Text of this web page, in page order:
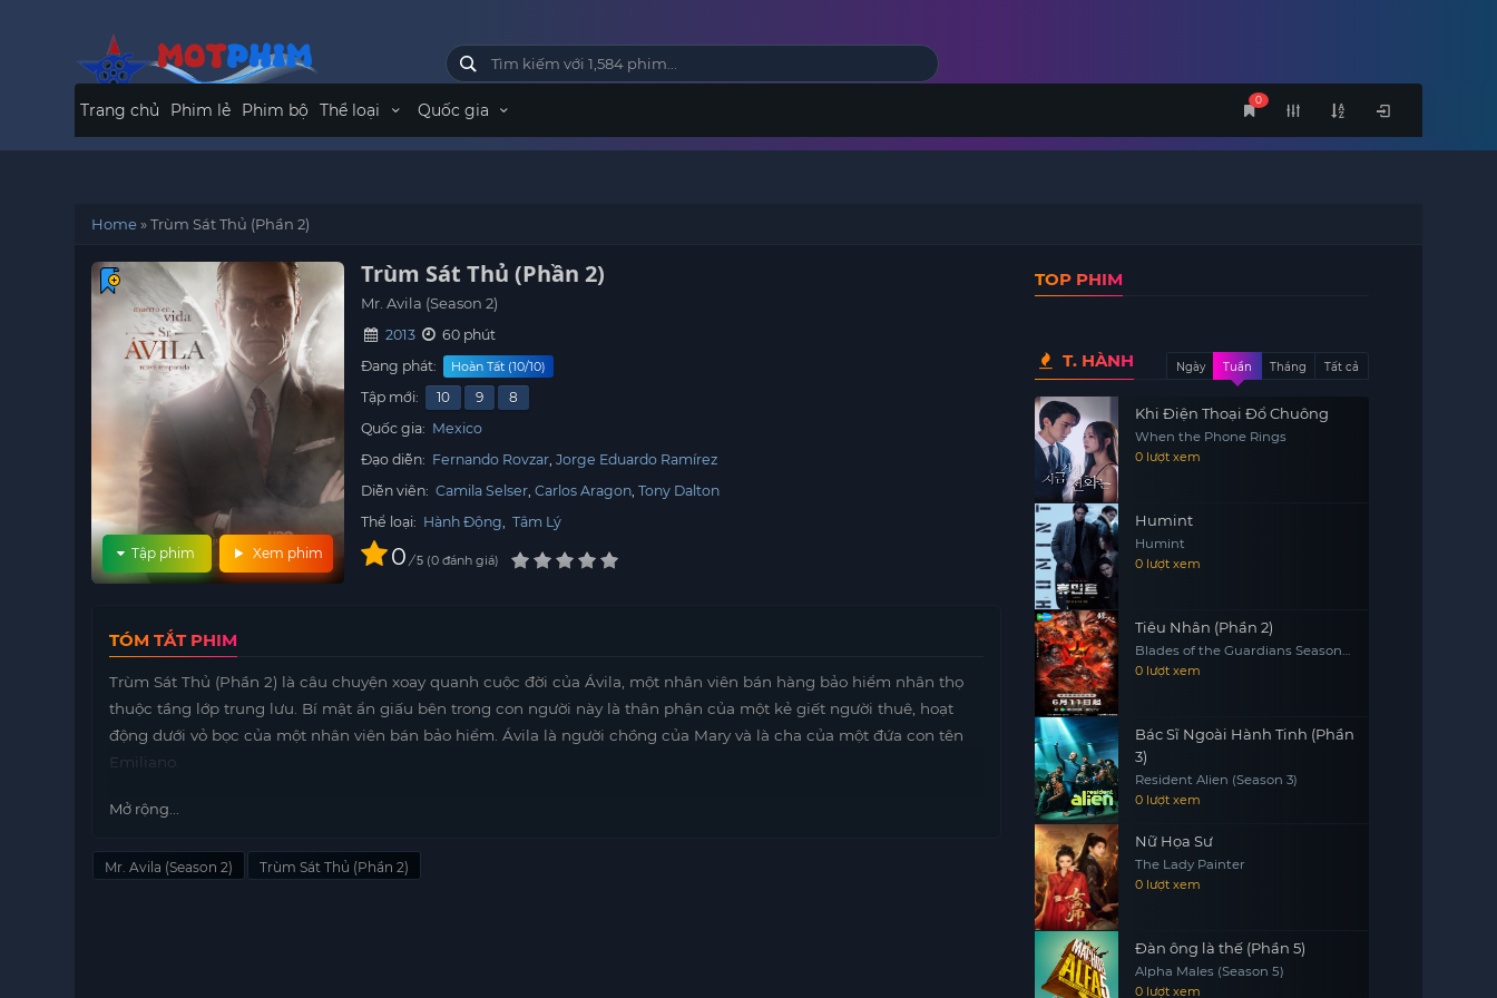
0
Trang chủ Phim lẻ Phim bộ Thể loại Quốc gia
Home»Trùm Sát Thủ (Phần 2)
Xem phim
Tập phim
Trùm Sát Thủ (Phần 2)
Mr. Avila (Season 2)
2013
60 phút
Đang phát:
Hoàn Tất (10/10)
Tập mới: 10 9
8
Quốc gia: Mexico
Đạo diễn: Fernando Rovzar Jorge Eduardo Ramírez
Diễn viên: Camila Selser Carlos Aragon Tony Dalton
Thể loại: Hành Động, Tâm Lý
0 / 5 0 đánh giá
TÓM TẮT PHIM
Trùm Sát Thủ (Phần 2) là câu chuyện xoay quanh cuộc đời của Ávila, một nhân viên bán hàng bảo hiểm nhân thọ
thuộc tầng lớp trung lưu. Bí mật ẩn giấu bên trong con người này là thân phận của một kẻ giết người thuê, hoạt
động dưới vỏ bọc của một nhân viên bán bảo hiểm. Ávila là người chồng của Mary và là cha của một đứa con tên
Emiliano.
Trong mắt những người xung quanh, Ávila chỉ là một nhân viên bán bảo hiểm bình thường, nhưng thực tế công
nhiệm nặng nề, điều này sẽ làm thay đổi hoàn toàn cuộc sống bình dị mà anh vẫn duy trì dưới hình dáng của một
người bán bảo hiểm.
Mở rộng...
Mr. Avila (Season 2) Trùm Sát Thủ (Phần 2)
TOP PHIM
T. HÀNH Ngày Tuần Tháng Tất cả
Khi Điện Thoại Đổ Chuông
When the Phone Rings
0 lượt xem
Humint
Humint
0 lượt xem
Tiêu Nhân (Phần 2)
Blades of the Guardians Season
2
0 lượt xem
Bác Sĩ Ngoài Hành Tinh (Phần
3)
Resident Alien (Season 3)
0 lượt xem
Nữ Họa Sư
The Lady Painter
0 lượt xem
Đàn ông là thế (Phần 5)
Alpha Males (Season 5)
0 lượt xem